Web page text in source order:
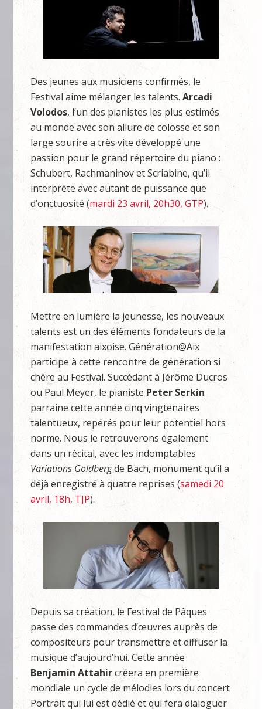
Des jeunes aux musiciens confirmés, le
Festival aime mélanger les talents.Arcadi
Volodos, l’un des pianistes les plus estimés
au monde avec son allure de colosse et son
large sourire a très vite développé une
passion pour le grand répertoire du piano :
Schubert, Rachmaninov et Scriabine, qu’il
interprète avec autant de puissance que
d’onctuosité (mardi 23 avril, 20h30, GTP).
Mettre en lumière la jeunesse, les nouveaux
talents est un des éléments fondateurs de la
manifestation aixoise. Génération@Aix
participe à cette rencontre de génération si
chère au Festival. Succédant à Jérôme Ducros
ou Paul Meyer, le pianiste Peter Serkin
parraine cette année cinq vingtenaires
talentueux, repérés pour leur potentiel hors
norme. Nous le retrouverons également
dans un récital, avec les indomptables
Variations Goldbergde Bach, monument qu’il a
déjà enregistré à quatre reprises (samedi 20
avril, 18h, TJP).
Depuis sa création, le Festival de Pâques
passe des commandes d’œuvres auprès de
compositeurs pour transmettre et diffuser la
musique d’aujourd’hui. Cette année
Benjamin Attahircréera en première
mondiale un cycle de mélodies lors du concert
Portrait qui lui est dédié et qui fera dialoguer